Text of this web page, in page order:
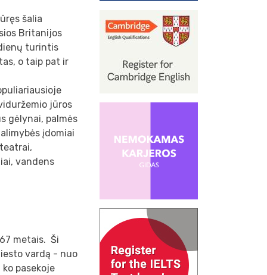
šalia
Britanijos
turintis
o taip pat ir
jūros
gėlynai, palmės
įdomiai
vandens
metais. Ši
vardą - nuo
pasekoje